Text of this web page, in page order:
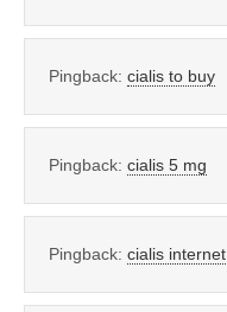
Pingback: cialis to buy
Pingback: cialis 5 mg
Pingback: cialis internet